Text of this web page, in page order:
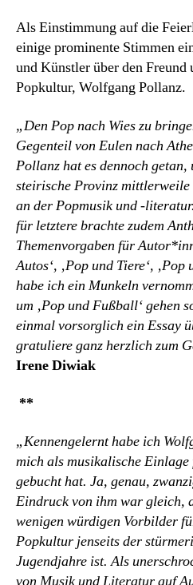
Als Einstimmung auf die
einige prominente Stimmen
und Künstler über den Freund
Popkultur, Wolfgang Pollanz.
„Den Pop nach Wies zu
Gegenteil von Eulen nach
Pollanz hat es dennoch
steirische Provinz
an der Popmusik und -
für letztere brachte zudem
Themenvorgaben für
Autos‘, ‚Pop und Tiere‘,
habe ich ein Munkeln
um ‚Pop und Fußball‘ gehen
einmal vorsorglich ein Essay
gratuliere ganz herzlich zum
Irene Diwiak
**
„Kennengelernt habe ich
mich als musikalische
gebucht hat. Ja, genau,
Eindruck von ihm war gleich,
wenigen würdigen Vorbilder
Popkultur jenseits der
Jugendjahre ist. Als
von Musik und Literatur auf